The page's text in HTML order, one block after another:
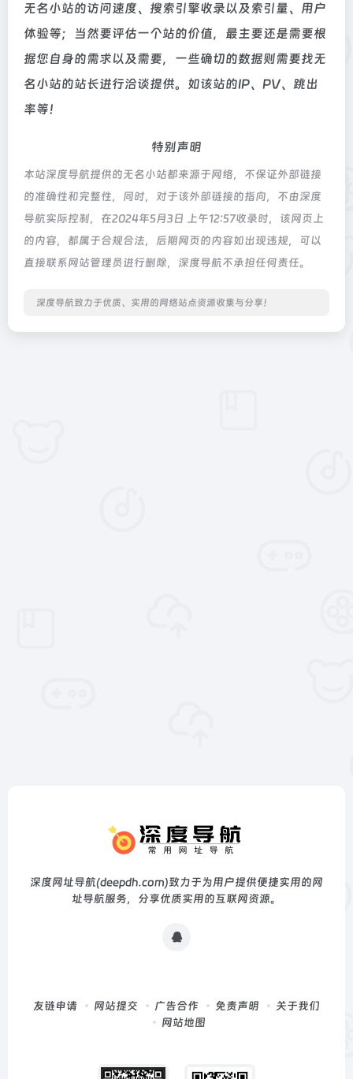
无名小站的访问速度、搜索引擎收录以及索引量、用户
体验等；当然要评估一个站的价值，最主要还是需要根
据您自身的需求以及需要，一些确切的数据则需要找无
名小站的站长进行洽谈提供。如该站的IP、PV、跳出
率等！
特别声明
本站深度导航提供的无名小站都来源于网络，不保证外部链接
的准确性和完整性，同时，对于该外部链接的指向，不由深度
导航实际控制，在2024年5月3日 上午12:57收录时，该网页上
的内容，都属于合规合法，后期网页的内容如出现违规，可以
直接联系网站管理员进行删除，深度导航不承担任何责任。
深度导航致力于优质、实用的网络站点资源收集与分享！
深度网址导航(deepdh.com)致力于为用户提供便捷实用的网
址导航服务，分享优质实用的互联网资源。
友链申请 网站提交 广告合作 免责声明
关于我们
网站地图